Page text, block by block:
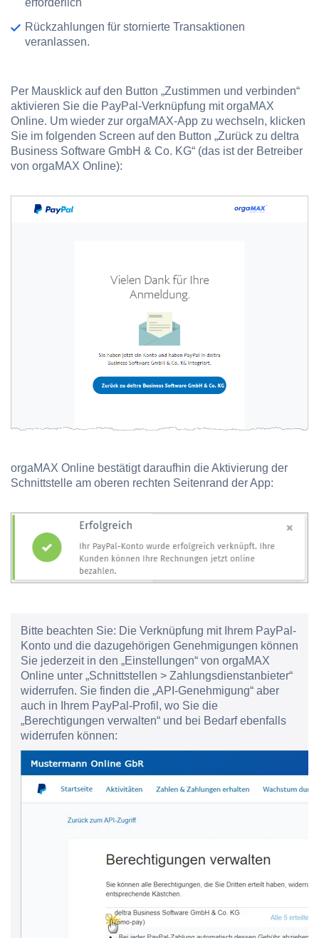
erforderlich
Rückzahlungen für stornierte Transaktionen
veranlassen.
Per Mausklick auf den Button „Zustimmen und verbinden“
aktivieren Sie die PayPal-Verknüpfung mit orgaMAX
Online. Um wieder zur orgaMAX-App zu wechseln, klicken
Sie im folgenden Screen auf den Button „Zurück zu deltra
Business Software GmbH & Co. KG“ (das ist der Betreiber
von orgaMAX Online):
orgaMAX Online bestätigt daraufhin die Aktivierung der
Schnittstelle am oberen rechten Seitenrand der App:
Bitte beachten Sie: Die Verknüpfung mit Ihrem PayPal-
Konto und die dazugehörigen Genehmigungen können
Sie jederzeit in den „Einstellungen“ von orgaMAX
Online unter „Schnittstellen > Zahlungsdienstanbieter“
widerrufen. Sie finden die „API-Genehmigung“ aber
auch in Ihrem PayPal-Profil, wo Sie die
„Berechtigungen verwalten“ und bei Bedarf ebenfalls
widerrufen können: